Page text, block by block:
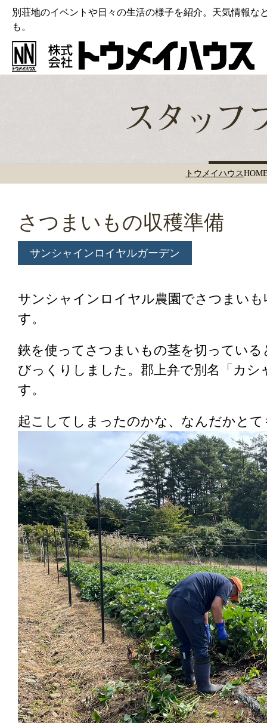
別荘地のイベントや日々の生活の様子を紹介。天気情報な
も。
トウメイハウス
さつまいもの収穫準備
サンシャインロイヤルガーデン
サンシャインロイヤル農園でさつまい
す。
鋏を使ってさつまいもの茎を切ってい
びっくりしました。郡上弁で別名「カ
す。
起こしてしまったのかな、なんだかと